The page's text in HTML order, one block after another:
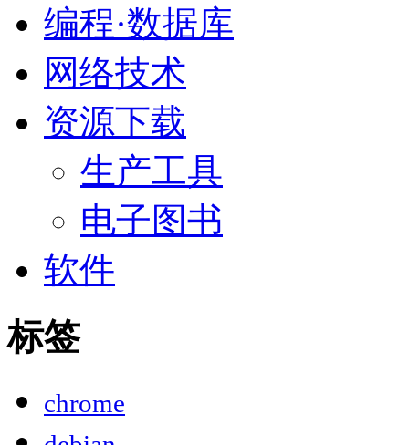
编程·数据库
网络技术
资源下载
生产工具
电子图书
软件
标签
chrome